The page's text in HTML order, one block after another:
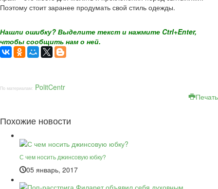
Поэтому стоит заранее продумать свой стиль одежды.
Нашли ошибку? Выделите текст и нажмите Ctrl+Enter,
чтобы сообщить нам о ней.
По материалам: PolitCentr
Печать
Похожие новости
С чем носить джинсовую юбку?
05 январь, 2017